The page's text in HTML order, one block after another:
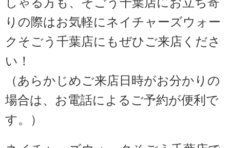
りの際はお気軽にネイチャーズウォー
クそごう千葉店にもぜひご来店くださ
い！
（あらかじめご来店日時がお分かりの
場合は、お電話によるご予約が便利で
す。）